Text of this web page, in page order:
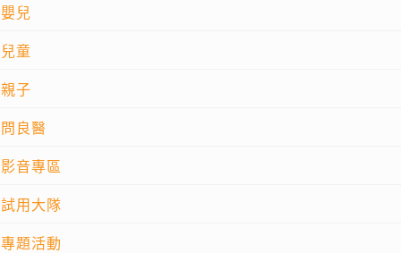
嬰兒
兒童
親子
問良醫
影音專區
試用大隊
專題活動